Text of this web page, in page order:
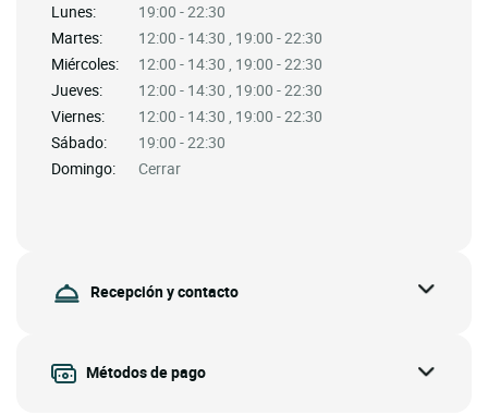
Lunes:
19:00 - 22:30
Martes:
12:00 - 14:30 , 19:00 - 22:30
Miércoles:
12:00 - 14:30 , 19:00 - 22:30
Jueves:
12:00 - 14:30 , 19:00 - 22:30
Viernes:
12:00 - 14:30 , 19:00 - 22:30
Sábado:
19:00 - 22:30
Domingo:
Cerrar
Recepción y contacto
Métodos de pago